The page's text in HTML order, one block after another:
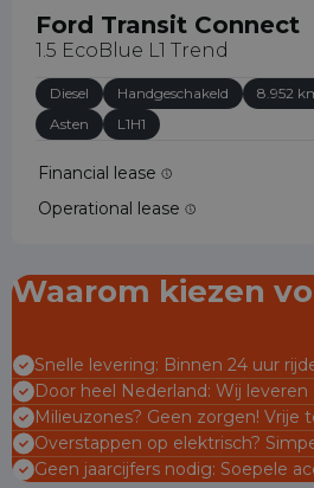
Ford Transit Connect
1.5 EcoBlue L1 Trend
Diesel Handgeschakeld 8.952
Asten
L1H1
Financial lease
Operational lease
Waarom kiezen
Snelle levering: Binnen 24 uur
Door heel Nederland: Wij leveren
Milieuzones? Geen zorgen! Vrije
Overstappen op elektrisch?
Geen jaarcijfers nodig: Soepele